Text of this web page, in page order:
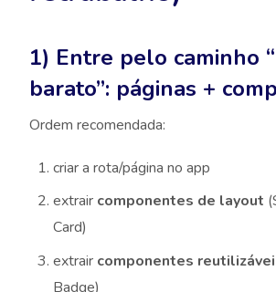
1) Entre pelo caminho
barato”: páginas +
Ordem recomendada:
criar a rota/página no app
extrair componentes de layout
Card)
extrair componentes
Badge)